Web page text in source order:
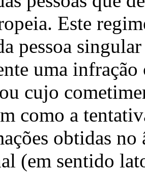
Este
pessoa
uma infração
cujo
como a
obtidas
(em sentido